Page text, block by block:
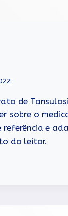
de
sobre o
e
do leitor.